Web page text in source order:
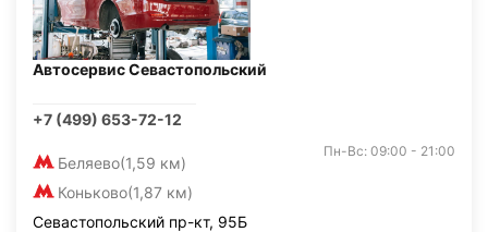
Автосервис Севастопольский
+7 (499) 653-72-12
Беляево(1,59 км)
Коньково(1,87 км)
Пн-Вс: 09:00 - 21:00
Севастопольский пр-кт, 95Б